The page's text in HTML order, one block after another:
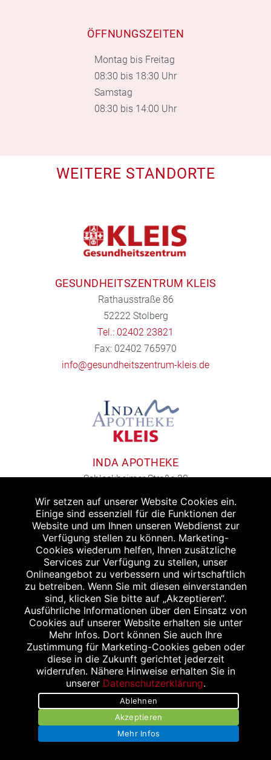
ÖFFNUNGSZEITEN
Montag bis Freitag
08:30 bis 18:30 Uhr
Samstag
08:30 bis 14:00 Uhr
WEITERE STANDORTE
GESUNDHEITSZENTRUM KLEIS
Rathausstraße 86
52222 Stolberg
Tel.: 02402 23821
Fax: 02402 765970
info@gesundheitszentrum-kleis.de
INDA APOTHEKE
Schleckheimer Straße 38
52076 Aachen
Tel.: 02408 3933
Fax: 02408 6872
info@inda-apotheke.de
SANITÄTSHAUS & OT KLEIS
Fuggerstraße 21-25
52152 Simmerath
Tel.: 02473 68 97 66
Fax: 02473 68 97 65
Wir setzen auf unserer Website Cookies ein.
Einige sind essenziell für die Funktionen der
Website und um Ihnen unseren Webdienst zur
Verfügung stellen zu können. Marketing-
Cookies wiederum helfen, Ihnen zusätzliche
Services zur Verfügung zu stellen, unser
Onlineangebot zu verbessern und wirtschaftlich
zu betreiben. Wenn Sie mit diesen einverstanden
sind, klicken Sie bitte auf „Akzeptieren“.
Ausführliche Informationen über den Einsatz von
Cookies auf unserer Website erhalten sie unter
Mehr Infos. Dort können Sie auch Ihre
Zustimmung für Marketing-Cookies geben oder
diese in die Zukunft gerichtet jederzeit
widerrufen. Nähere Hinweise erhalten Sie in
unserer Datenschutzerklärung.
Ablehnen
Akzeptieren
Mehr Infos